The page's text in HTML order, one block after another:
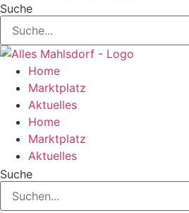
Suche
Home
Marktplatz
Aktuelles
Home
Marktplatz
Aktuelles
Suche